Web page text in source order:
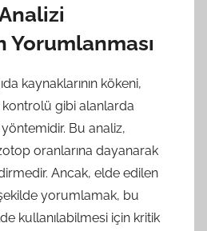
Yorumlanması
kaynaklarının kökeni,
kontrolü gibi alanlarda
Bu analiz,
oranlarına dayanarak
Ancak, elde edilen
yorumlamak, bu
kullanılabilmesi için kritik